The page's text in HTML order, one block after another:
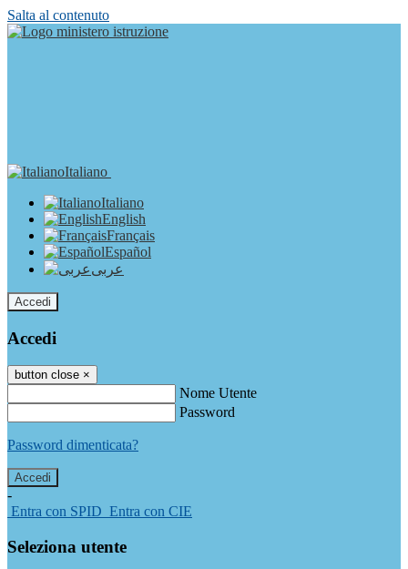
Salta al contenuto
Italiano
Italiano
English
Français
Español
عربى
Accedi
Accedi
button close ×
Nome Utente
Password
Password dimenticata?
-
Entra con SPID Entra con CIE
Seleziona utente